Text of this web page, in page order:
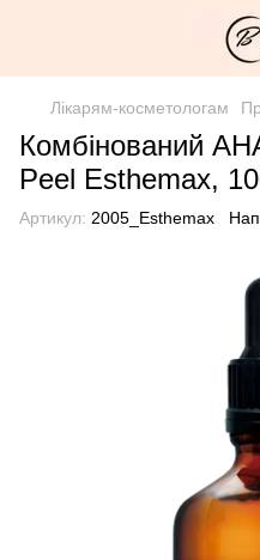
Лікарям-косметологам
Комбінований
Peel Esthemax,
Артикул: 2005_Esthemax